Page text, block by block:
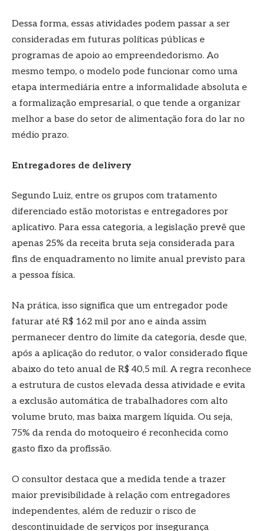
Dessa forma, essas atividades podem passar a ser
consideradas em futuras políticas públicas e
programas de apoio ao empreendedorismo. Ao
mesmo tempo, o modelo pode funcionar como uma
etapa intermediária entre a informalidade absoluta e
a formalização empresarial, o que tende a organizar
melhor a base do setor de alimentação fora do lar no
médio prazo.
Entregadores de delivery
Segundo Luiz, entre os grupos com tratamento
diferenciado estão motoristas e entregadores por
aplicativo. Para essa categoria, a legislação prevê que
apenas 25% da receita bruta seja considerada para
fins de enquadramento no limite anual previsto para
a pessoa física.
Na prática, isso significa que um entregador pode
faturar até R$ 162 mil por ano e ainda assim
permanecer dentro do limite da categoria, desde que,
após a aplicação do redutor, o valor considerado fique
abaixo do teto anual de R$ 40,5 mil. A regra reconhece
a estrutura de custos elevada dessa atividade e evita
a exclusão automática de trabalhadores com alto
volume bruto, mas baixa margem líquida. Ou seja,
75% da renda do motoqueiro é reconhecida como
gasto fixo da profissão.
O consultor destaca que a medida tende a trazer
maior previsibilidade à relação com entregadores
independentes, além de reduzir o risco de
descontinuidade de serviços por insegurança